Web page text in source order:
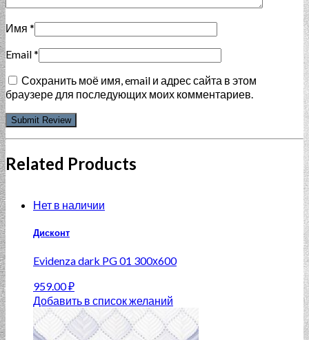
Имя *
Email*
Сохранить моё имя, email и адрес сайта в этом
браузере для последующих моих комментариев.
Related Products
Нет в наличии
Дисконт
Evidenza dark PG 01 300х600
959.00₽
Добавить в список желаний